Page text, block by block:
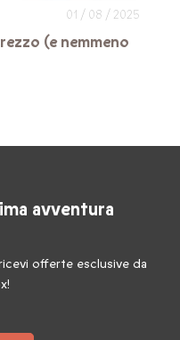
01 / 08 / 2025
(e nemmeno
avventura
offerte esclusive da